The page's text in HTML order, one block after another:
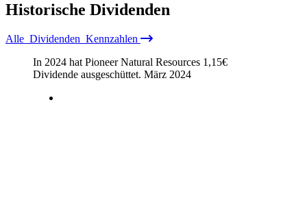
Historische Dividenden
Alle Dividenden Kennzahlen
In 2024 hat Pioneer Natural Resources 1,15€
Dividende ausgeschüttet. März 2024